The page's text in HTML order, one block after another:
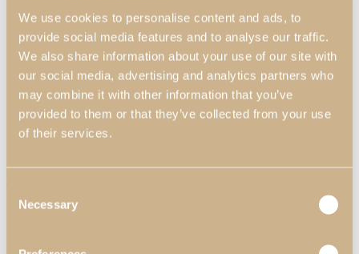
We use cookies to personalise content and ads, to
provide social media features and to analyse our traffic.
We also share information about your use of our site with
our social media, advertising and analytics partners who
may combine it with other information that you’ve
provided to them or that they’ve collected from your use
of their services.
Selection
Necessary